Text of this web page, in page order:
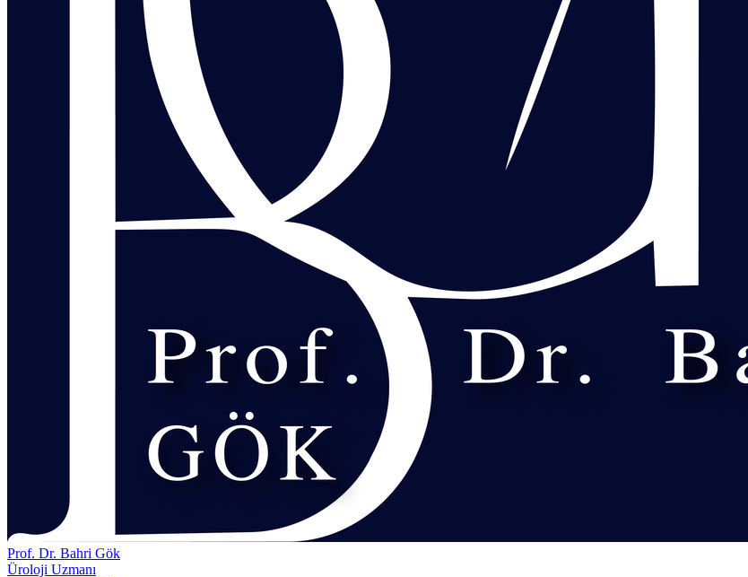
Prof. Dr. Bahri Gök
Üroloji Uzmanı